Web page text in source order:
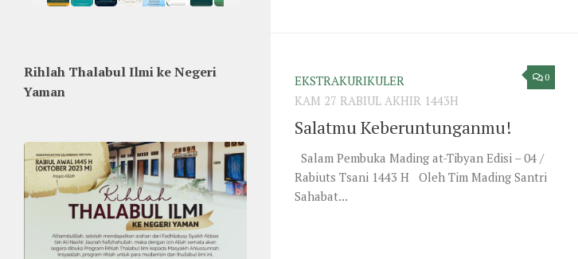
0
EKSTRAKURIKULER
KAM 27 RABIUL AKHIR 1443H
Salatmu Keberuntunganmu!
Salam Pembuka Mading at-Tibyan Edisi – 04 /
Rabiuts Tsani 1443 H Oleh Tim Mading Santri
Sahabat...
Rihlah Thalabul Ilmi ke Negeri
Yaman